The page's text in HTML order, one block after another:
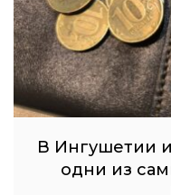
В Ингушетии
одни из